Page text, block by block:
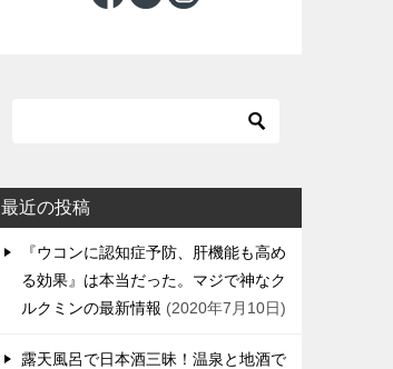
最近の投稿
『ウコンに認知症予防、肝機能も高め
る効果』は本当だった。マジで神なク
ルクミンの最新情報
2020年7月10日
露天風呂で日本酒三昧！温泉と地酒で